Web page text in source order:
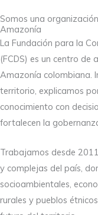
Somos una
Amazonía
La Fundación para la
(FCDS) es un centro de
Amazonía colombiana.
territorio, explicamos
conocimiento con
fortalecen la
Trabajamos desde
y complejas del país,
socioambientales,
rurales y pueblos